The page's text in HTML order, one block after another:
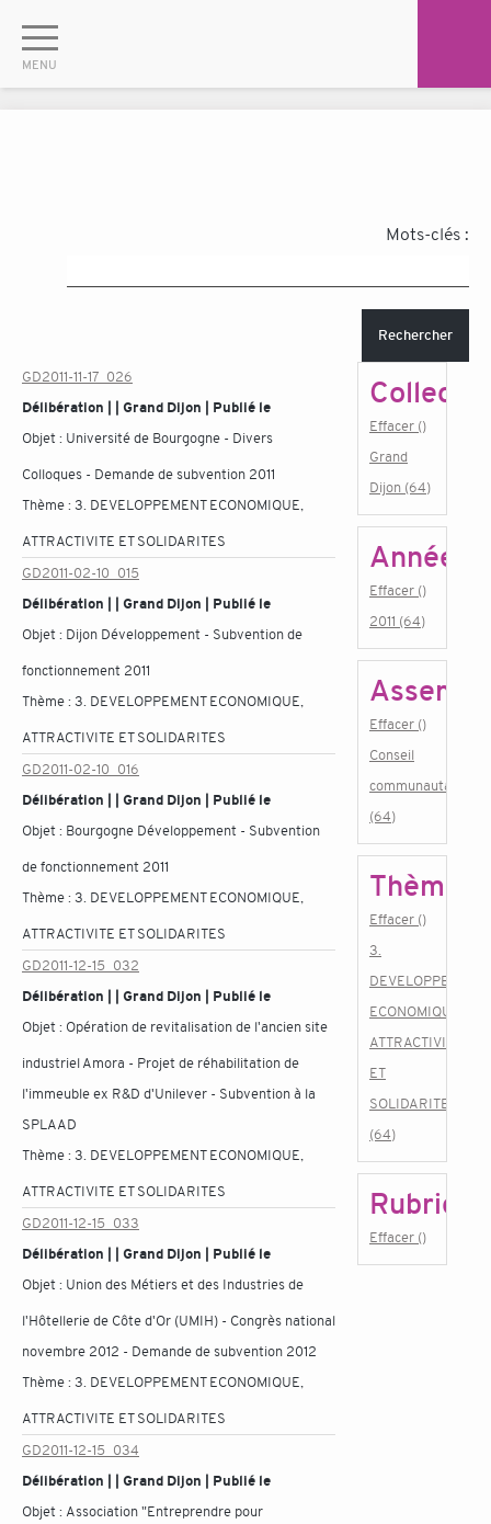
Mots-clés :
Rechercher
GD2011-11-17_026
Délibération | | Grand Dijon | Publié le
Objet : Université de Bourgogne - Divers
Colloques - Demande de subvention 2011
Thème :3. DEVELOPPEMENT ECONOMIQUE,
ATTRACTIVITE ET SOLIDARITES
GD2011-02-10_015
Délibération | | Grand Dijon | Publié le
Objet : Dijon Développement - Subvention de
fonctionnement 2011
Thème :3. DEVELOPPEMENT ECONOMIQUE,
ATTRACTIVITE ET SOLIDARITES
GD2011-02-10_016
Délibération | | Grand Dijon | Publié le
Objet : Bourgogne Développement - Subvention
de fonctionnement 2011
Thème :3. DEVELOPPEMENT ECONOMIQUE,
ATTRACTIVITE ET SOLIDARITES
GD2011-12-15_032
Délibération | | Grand Dijon | Publié le
Objet : Opération de revitalisation de l'ancien site
industriel Amora - Projet de réhabilitation de
l'immeuble ex R&D d'Unilever - Subvention à la
SPLAAD
Thème :3. DEVELOPPEMENT ECONOMIQUE,
ATTRACTIVITE ET SOLIDARITES
GD2011-12-15_033
Délibération | | Grand Dijon | Publié le
Objet : Union des Métiers et des Industries de
l'Hôtellerie de Côte d'Or (UMIH) - Congrès national
novembre 2012 - Demande de subvention 2012
Thème :3. DEVELOPPEMENT ECONOMIQUE,
ATTRACTIVITE ET SOLIDARITES
GD2011-12-15_034
Délibération | | Grand Dijon | Publié le
Objet : Association "Entreprendre pour
Effacer ()
Grand
Dijon (64)
Année
Effacer ()
2011 (64)
Effacer ()
Conseil
communautaire
(64)
Thème
Effacer ()
3.
DEVELOPPEMENT
ECONOMIQUE,
ATTRACTIVITE
ET
SOLIDARITES
(64)
Rubrique
Effacer ()